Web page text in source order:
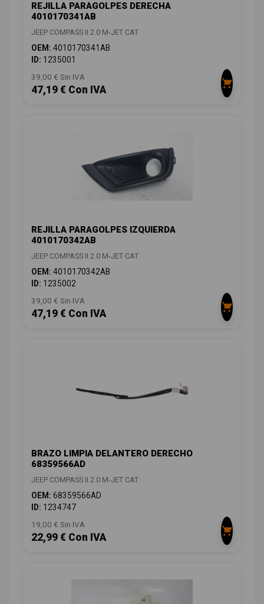
REJILLA PARAGOLPES DERECHA
4010170341AB
JEEP COMPASS II 2.0 M-JET CAT
OEM: 4010170341AB
ID: 1235001
39,00 € Sin IVA
47,19 € Con IVA
REJILLA PARAGOLPES IZQUIERDA
4010170342AB
JEEP COMPASS II 2.0 M-JET CAT
OEM: 4010170342AB
ID: 1235002
39,00 € Sin IVA
47,19 € Con IVA
BRAZO LIMPIA DELANTERO DERECHO
68359566AD
JEEP COMPASS II 2.0 M-JET CAT
OEM: 68359566AD
ID: 1234747
19,00 € Sin IVA
22,99 € Con IVA